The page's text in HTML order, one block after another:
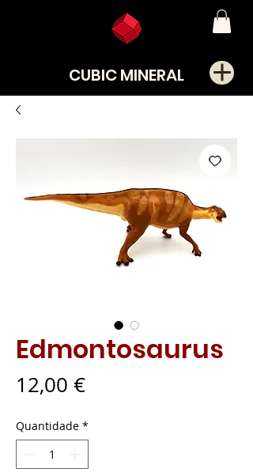
CUBIC MINERAL
Edmontosaurus
12,00 €Preço
Quantidade *